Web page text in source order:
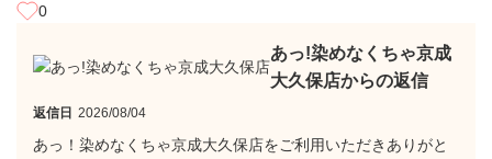
0
あっ!染めなくちゃ京成
大久保店からの返信
返信日 2026/08/04
あっ！染めなくちゃ京成大久保店をご利用いただきありがと